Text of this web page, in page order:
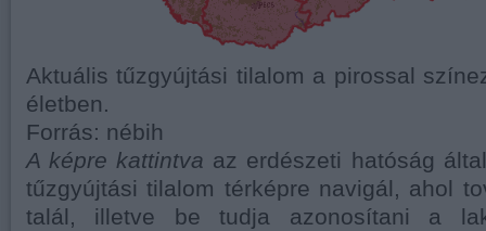
Aktuális tűzgyújtási tilalom a pirossal
életben.
Forrás: nébih
A képre kattintva az erdészeti hatóság
tűzgyújtási tilalom térképre navigál, ahol
talál, illetve be tudja azonosítani a